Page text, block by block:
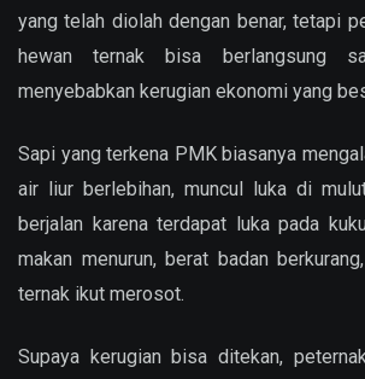
yang telah diolah dengan benar, tetapi
hewan ternak bisa berlangsung
menyebabkan kerugian ekonomi yang
Sapi yang terkena PMK biasanya
air liur berlebihan, muncul luka di
berjalan karena terdapat luka pada
makan menurun, berat badan
ternak ikut merosot.
Supaya kerugian bisa ditekan,